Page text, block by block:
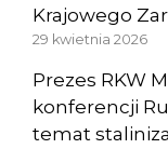
Krajowego
29 kwietnia 2026
Prezes RKW
konferencji
temat